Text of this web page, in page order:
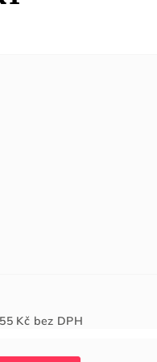
Kč bez DPHcena: